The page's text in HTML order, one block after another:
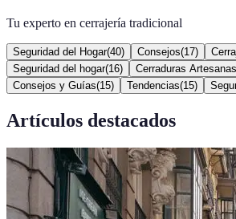
Tu experto en cerrajería tradicional
Seguridad del Hogar(40) Consejos(17)
Seguridad del hogar(16) Cerraduras Artesanas
Consejos y Guías(15) Tendencias(15)
Artículos destacados